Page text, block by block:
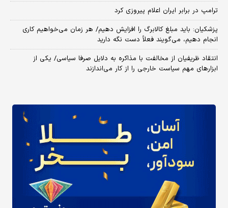
ترامپ در برابر ایران اعلام پیروزی کرد
پزشکیان: باید مبلغ کالابرگ را افزایش دهیم/ هر زمان می‌خواهیم کاری
انجام دهیم، می‌گویند فعلاً دست نگه دارید
انتقاد ظریفیان از مخالفت با مذاکره به دلایل صرفا سیاسی/ یکی از
ابزارهای مهم سیاست خارجی را از کار می‌اندازند